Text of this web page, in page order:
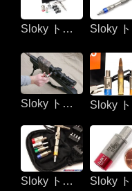
Sloky トルクドライバー（シューティング用）
Sloky トルクドライバー（シューティング用）
Sloky トルクドライバー（シューティング用）